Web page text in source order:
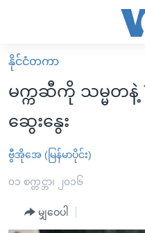
လွယ်ကူ
စေ
Link
များ
ပင်မ
မူလစာမျက်နှာ
မြန်မာ
ကမ္ဘာ့သတင်းများ
နိုင်ငံတကာ
အစ္စရေး-ပါလက်စတိုင်း
ဗွီဒီယို
သတင်းလွတ်လပ်ခွင့်
အင်္ဂလိပ်စာလေ့လာမယ်
နိုင်ငံတကာ
မက္ကဆီကို သမ္မတနဲ့
ဆွေးနွေး
ဗွီအိုအေ (မြန်မာပိုင်း)
၀၁ စက္တင္ဘာ၊ ၂၀၁၆
မျှဝေပါ